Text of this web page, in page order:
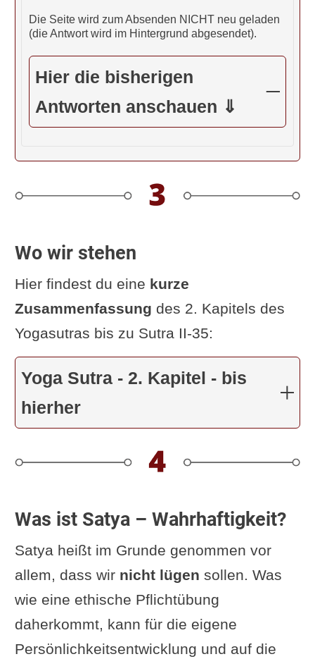
ein Antreten derselben Frucht wie die
der Opferwerke."
Chip Hartranft: „Für diejenigen, die in
der Wahrhaftigkeit geerdet sind, ist
jede Handlung und ihre Folgenvon
R. Skuban: „... sowird Wirklichkeit,
Wahrhaftigkeit in der Verständigung
mit anderen entwickelt hat, wird in
seinemHandeln ohne Fehler
bleiben .“
G. Pradīpaka: „Bei der Etablierung
(pratiṣṭhāyām) von Satya oder
Wahrhaftigkeit (Satya) (im Yogī)
entsteht ein Zustand der Verbindung
(āśrayatvam) zwischen (seinen)
Handlungen ... (kriyā) und den
oder Konsequenzen (phala) - d.h.
„alles, was der ... Yogī sagt,wird auf
lange Sicht wahr werden“
12koerbe.de: „bei Wahrhaftigkeit-
Grundlagen ... Handlungs-Frucht-
Basis“
Die Seite wird zum Absenden NICHT neu geladen
(die Antwort wird im Hintergrund abgesendet).
Hier die bisherigen
Antworten anschauen ⇓
Wo wir stehen
Hier findest du eine kurze
Zusammenfassung des 2. Kapitels des
Yogasutras bis zu Sutra II-35:
Yoga Sutra - 2. Kapitel - bis
hierher
Was ist Satya – Wahrhaftigkeit?
Satya heißt im Grunde genommen vor
allem, dass wir nicht lügen sollen. Was
wie eine ethische Pflichtübung
daherkommt, kann für die eigene
Persönlichkeitsentwicklung und auf die